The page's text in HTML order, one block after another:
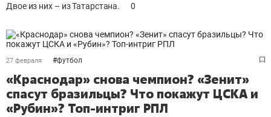
Двое из них – из Татарстана. 0
27 февраля #футбол
«Краснодар» снова чемпион? «Зенит»
спасут бразильцы? Что покажут ЦСКА и
«Рубин»? Топ-интриг РПЛ